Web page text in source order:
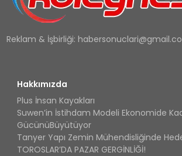
Reklam & İşbirliği:
Hakkımızda
Plus İnsan Kayakları
Suwen’in İstihdam Modeli Ekonomide
GücünüBüyütüyor
Tanyer Yapı Zemin Mühendisliğinde
TOROSLAR’DA PAZAR GERGİNLİĞİ!